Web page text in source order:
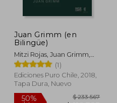
50%
dcto. $
Juan Grimm (en
Bilingüe)
Mitzi Rojas, Juan Grimm,
Mathias Klotz, Aniket
Bhagwat, Claudia Pertuzé
(1)
Ediciones Puro Chile, 2018,
Tapa Dura, Nuevo